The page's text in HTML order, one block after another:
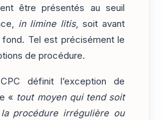
être présentés au seuil
in limine litis, soit avant
Tel est précisément le
de procédure.
définit l’exception de
« tout moyen qui tend soit
procédure irrégulière ou